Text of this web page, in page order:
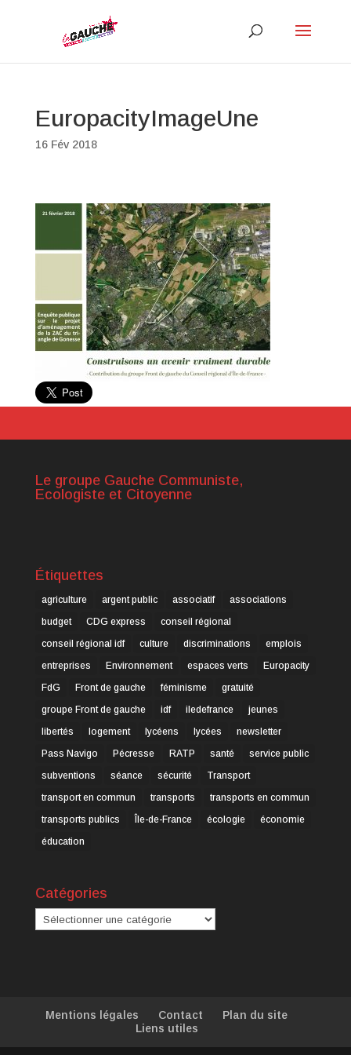
EuropacityImageUne
16 Fév 2018
Le groupe Gauche Communiste,
Ecologiste et Citoyenne
Étiquettes
agriculture argent public associatif
associations
budget
CDG express
conseil régional
conseil régional idf
culture discriminations
emplois
entreprises
Environnement espaces verts
Europacity
FdG
Front de gauche féminisme
gratuité
groupe Front de gauche
idf iledefrance
jeunes
libertés
logement lycéens lycées
newsletter
Pass Navigo
Pécresse RATP santé
service public
subventions
séance sécurité
Transport
transport en commun
transports
transports en commun
transports publics
Île-de-France écologie
économie
éducation
Catégories
Catégories
Mentions légales Contact
Plan du site
Liens utiles